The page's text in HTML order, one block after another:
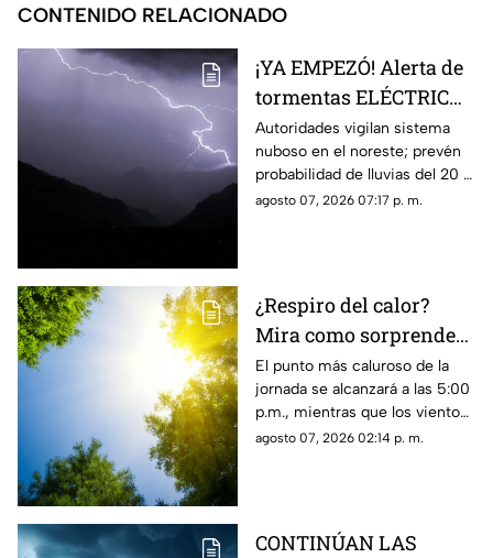
CONTENIDO RELACIONADO
¡YA EMPEZÓ! Alerta de
tormentas ELÉCTRICAS
para este viernes se
mantiene vigente:
Protección civil
Autoridades vigilan sistema
nuboso en el noreste; prevén
probabilidad de lluvias del 20 al
30% con riesgo de granizo,
agosto 07, 2026 07:17 p. m.
¿Respiro del calor?
Mira como sorprenderá
el clima de mañana 8
de agosto, en Ciudad
Juárez
El punto más caluroso de la
jornada se alcanzará a las 5:00
p.m., mientras que los vientos
registrarán velocidades de
agosto 07, 2026 02:14 p. m.
CONTINÚAN LAS